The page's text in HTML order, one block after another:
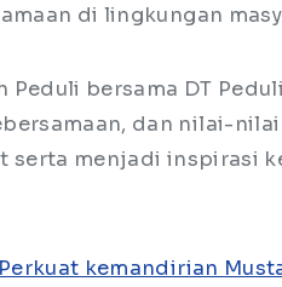
di lingkungan
bersama DT
dan nilai-
serta menjadi inspirasi
kemandirian